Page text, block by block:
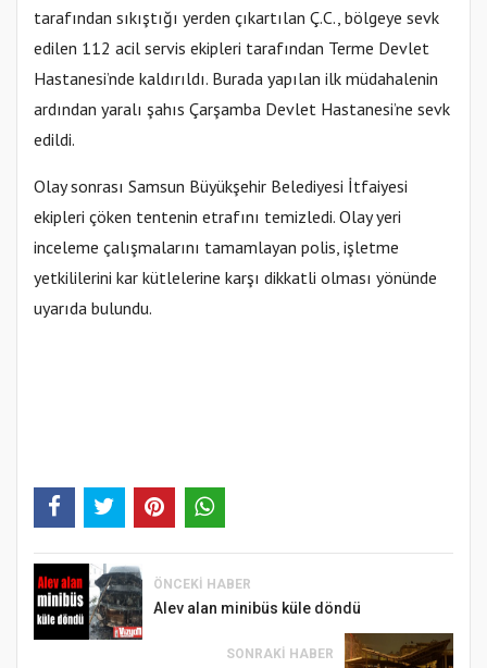
tarafından sıkıştığı yerden çıkartılan Ç.C., bölgeye sevk
edilen 112 acil servis ekipleri tarafından Terme Devlet
Hastanesi’nde kaldırıldı. Burada yapılan ilk müdahalenin
ardından yaralı şahıs Çarşamba Devlet Hastanesi’ne sevk
edildi.
Olay sonrası Samsun Büyükşehir Belediyesi İtfaiyesi
ekipleri çöken tentenin etrafını temizledi. Olay yeri
inceleme çalışmalarını tamamlayan polis, işletme
yetkililerini kar kütlelerine karşı dikkatli olması yönünde
uyarıda bulundu.
ÖNCEKI HABER
Alev alan minibüs küle döndü
SONRAKI HABER